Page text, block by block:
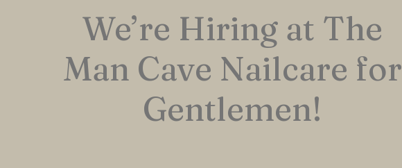
We’re Hiring at The
Man Cave Nailcare for
Gentlemen!